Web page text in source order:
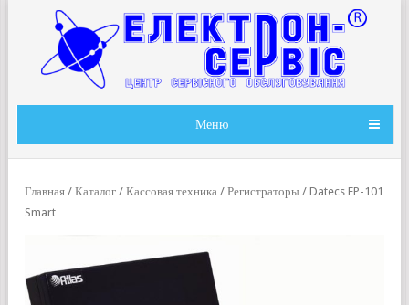
Меню
Главная / Каталог / Кассовая техника / Регистраторы / Datecs FP-101
Smart